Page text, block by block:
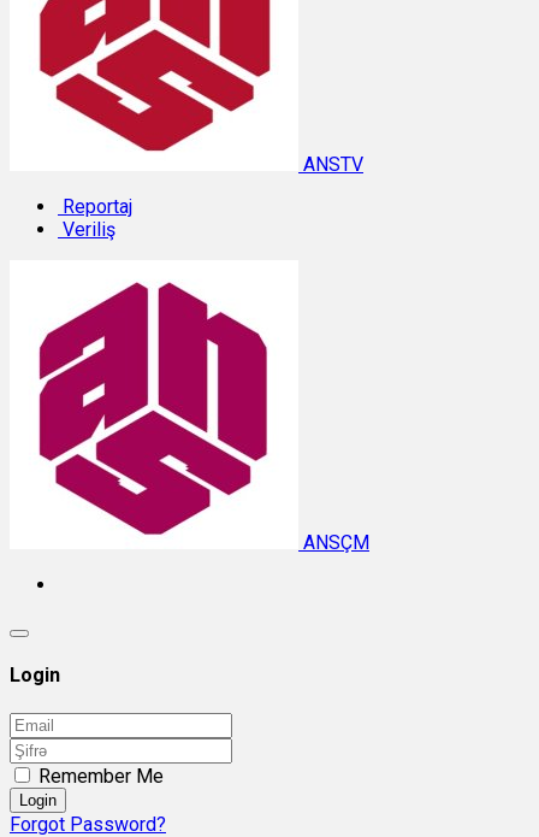
ANSTV
Reportaj
Veriliş
ANSÇM
Login
Remember Me
Login
Forgot Password?